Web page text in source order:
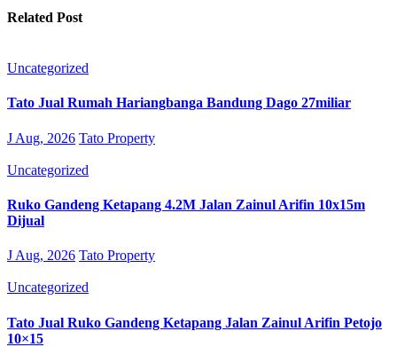
Related Post
Uncategorized
Tato Jual Rumah Hariangbanga Bandung Dago 27miliar
J Aug, 2026 Tato Property
Uncategorized
Ruko Gandeng Ketapang 4.2M Jalan Zainul Arifin 10x15m
Dijual
J Aug, 2026 Tato Property
Uncategorized
Tato Jual Ruko Gandeng Ketapang Jalan Zainul Arifin Petojo
10×15